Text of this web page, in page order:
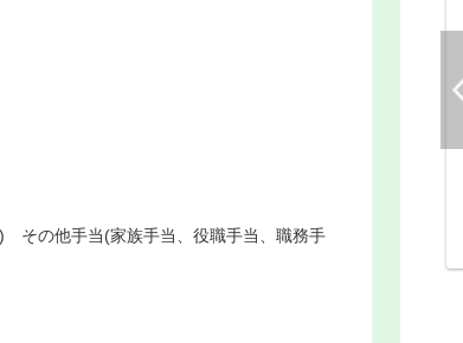
の他手当(家族手当、役職手当、職務手